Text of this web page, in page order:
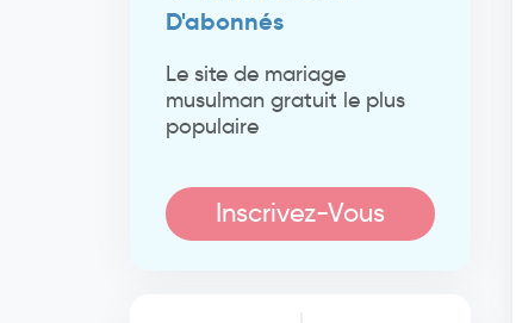
D'abonnés
Le site de mariage
musulman gratuit le plus
populaire
Inscrivez-Vous